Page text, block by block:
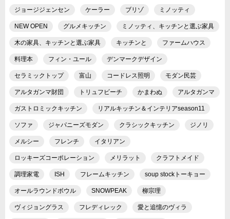
ジョージジェンセン ケーラー ブリゾ ミノッティ
NEW OPEN グルメキッチン ミノッティ、キッチンと選ぶ家具
木の家具、キッチンと選ぶ家具 キッチンと ファームハウス
料理本 フィン・ユール デンマークデザイン
セラミックトップ 富山 コードレス照明 モダン民芸
アルタガンマ財団 トリュフビーチ かまわぬ アルタガンマ
ガストロミックキッチン リアルキッチン＆インテリアseason11
ソファ ジャパニーズモダン クラシックキッチン ジノリ
メルシー フレンチ イタリアン
ロッキーズコーポレーション メリラット クラフトメイド
調理家電 ISH フレームキッチン soup stockトーキョー
オールラウンドボウル SNOWPEAK 柳宗理
ヴィジョングラス フレディレック 愛と追憶のヴィラ